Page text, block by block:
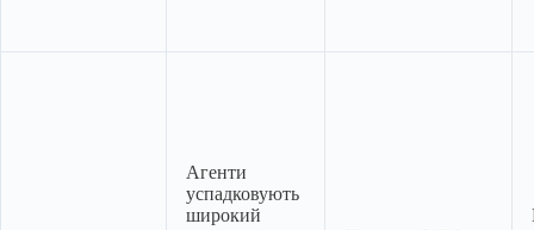
Агенти
успадковують
широкий